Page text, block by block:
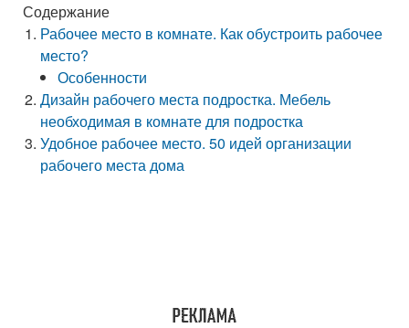
Содержание
Рабочее место в комнате. Как обустроить рабочее
место?
Особенности
Дизайн рабочего места подростка. Мебель
необходимая в комнате для подростка
Удобное рабочее место. 50 идей организации
рабочего места дома